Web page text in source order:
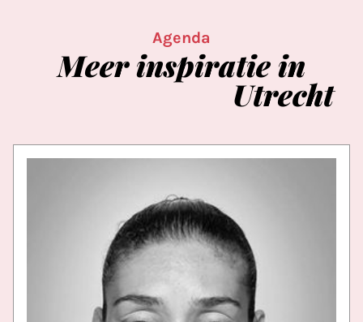
Agenda
Meerinspiratiein
Utrecht